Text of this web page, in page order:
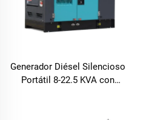
Generador Diésel Silencioso
Portátil 8-22.5 KVA con